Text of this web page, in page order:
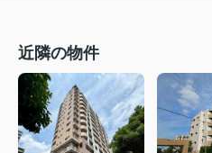
近隣の物件